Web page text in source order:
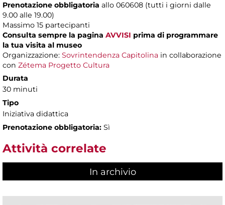
Prenotazione obbligatoria allo 060608 (tutti i giorni dalle
9.00 alle 19.00)
Massimo 15 partecipanti
Consulta sempre la pagina AVVISI prima di programmare
la tua visita al museo
Organizzazione: Sovrintendenza Capitolina in collaborazione
con Zétema Progetto Cultura
Durata
30 minuti
Tipo
Iniziativa didattica
Prenotazione obbligatoria: Sì
Attività correlate
In archivio